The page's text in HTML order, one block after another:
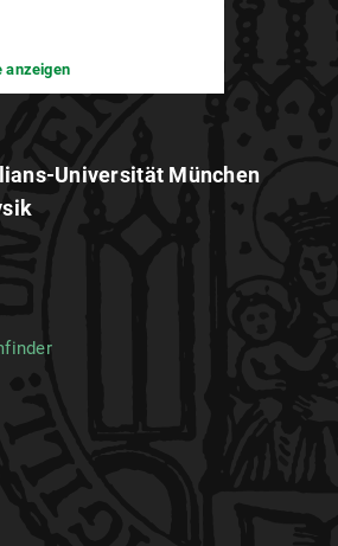
anzeigen
Universität München